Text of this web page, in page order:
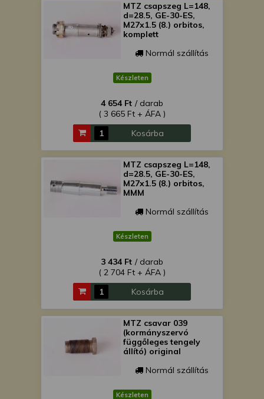
MTZ csapszeg L=148,
d=28.5, GE-30-ES,
M27x1.5 (8.) orbitos,
komplett
Normál szállítás
Készleten
4 654 Ft / darab
( 3 665 Ft + ÁFA )
Kosárba
MTZ csapszeg L=148,
d=28.5, GE-30-ES,
M27x1.5 (8.) orbitos,
MMM
Normál szállítás
Készleten
3 434 Ft / darab
( 2 704 Ft + ÁFA )
Kosárba
MTZ csavar 039
(kormányszervó
függőleges tengely
állító) original
Normál szállítás
Készleten